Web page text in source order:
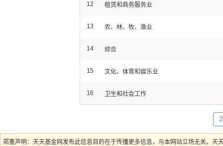
12 租赁和商务服务业
13 农、林、牧、渔业
14 综合
15 文化、体育和娱乐业
16 卫生和社会工作
郑重声明：天天基金网发布此信息目的在于传播更多信息，与本网站立场无关。